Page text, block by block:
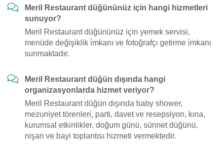
Meril Restaurant düğününüz için hangi hizmetleri
sunuyor?
Meril Restaurant düğününüz için yemek servisi,
menüde değişiklik i̇mkanı ve fotoğrafçı getirme i̇mkanı
sunmaktadır.
Meril Restaurant düğün dışında hangi
organizasyonlarda hizmet veriyor?
Meril Restaurant düğün dışında baby shower,
mezuniyet törenleri, parti, davet ve resepsiyon, kına,
kurumsal etkinlikler, doğum günü, sünnet düğünü,
nişan ve bayi toplantısı hizmeti vermektedir.